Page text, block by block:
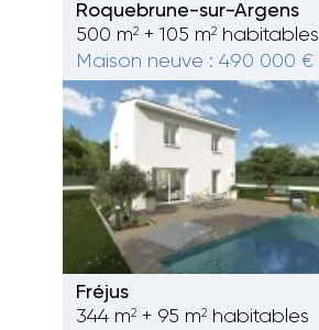
Roquebrune-sur-Argens
500 m2 + 105 m2
habitables
Maison neuve : 490 000 €
Fréjus
344 m2 + 95 m2
habitables